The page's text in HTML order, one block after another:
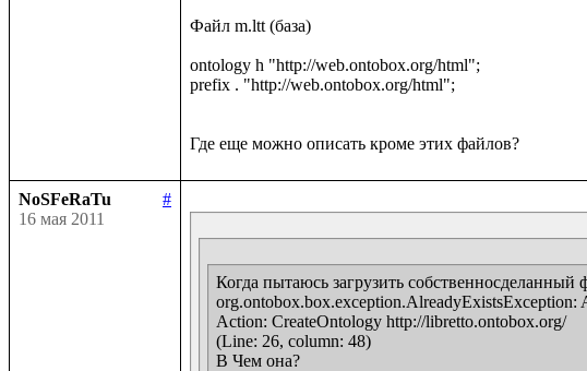
Файл m.ltt (база)
ontology h "http://web.ontobox.org/html";
prefix . "http://web.ontobox.org/html";
NoSFeRaTu
#
16 мая 2011
Когда пытаюсь загрузить
org.ontobox.box.exception.AlreadyExistsException:
Action: CreateOntology http://libretto.ontobox.org/
(Line: 26, column: 48)
В Чем она?